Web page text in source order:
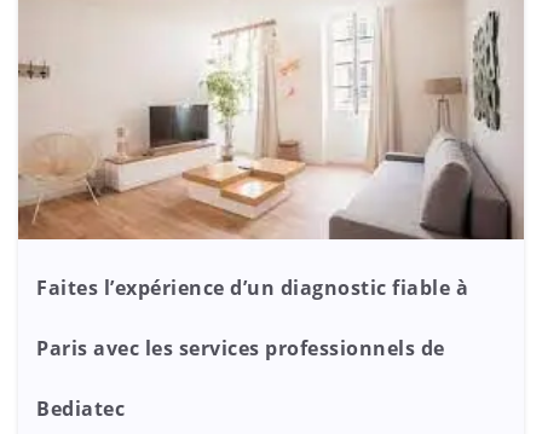
Faites l’expérience d’un diagnostic fiable à
Paris avec les services professionnels de
Bediatec